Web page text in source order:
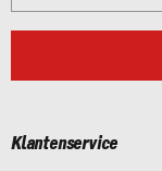
Klantenservice